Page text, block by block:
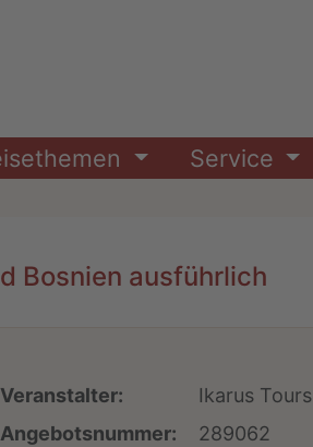
Service
Bosnien ausführlich
Veranstalter:
Ikarus Tours
Angebotsnummer:
289062